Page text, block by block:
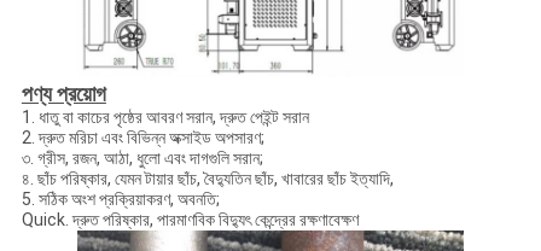
পণ্য প্রয়োগ
1. ধাতু বা কাচের পৃষ্ঠের আবরণ সরান, দ্রুত পেইন্ট সরান
2. দ্রুত মরিচা এবং বিভিন্ন অক্সাইড অপসারণ;
৩. গ্রীস, রজন, আঠা, ধুলো এবং দাগগুলি সরান;
৪. ছাঁচ পরিষ্কার, যেমন টায়ার ছাঁচ, বৈদ্যুতিন ছাঁচ, খাবারের ছাঁচ ইত্যাদি,
5. সঠিক অংশ প্রক্রিয়াকরণ, অবনতি;
Quick. দ্রুত পরিষ্কার, পারমাণবিক বিদ্যুৎ কেন্দ্রের রক্ষণাবেক্ষণ